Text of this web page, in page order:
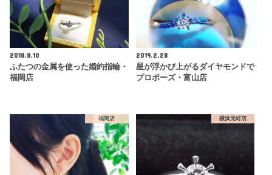
2018.8.10
ふたつの金属を使った婚約指輪・
福岡店
2019.2.28
星が浮かび上がるダイヤモンドで
プロポーズ・富山店
福岡店 横浜元町店